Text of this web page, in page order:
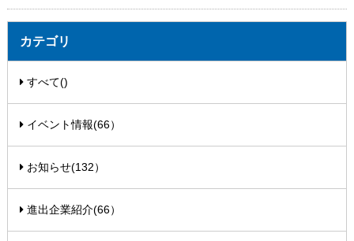
カテゴリ
すべて()
イベント情報(66）
お知らせ(132）
進出企業紹介(66）